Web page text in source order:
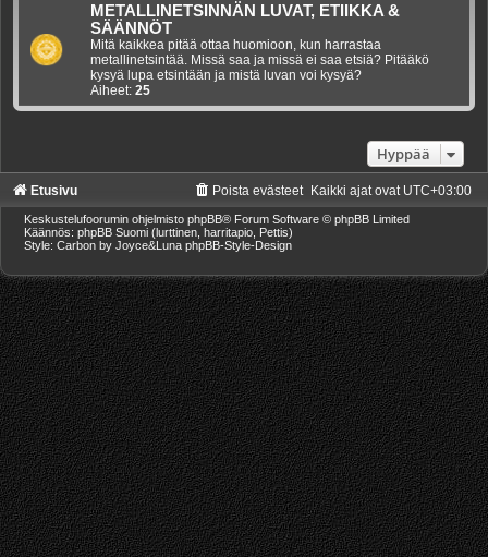
METALLINETSINNÄN LUVAT, ETIIKKA &
SÄÄNNÖT
Mitä kaikkea pitää ottaa huomioon, kun harrastaa
metallinetsintää. Missä saa ja missä ei saa etsiä? Pitääkö
kysyä lupa etsintään ja mistä luvan voi kysyä?
Aiheet: 25
Hyppää
Etusivu Kaikki ajat ovat UTC+03:00
Poista evästeet
Keskustelufoorumin ohjelmisto phpBB® Forum Software © phpBB Limited
Käännös: phpBB Suomi (lurttinen, harritapio, Pettis)
Style: Carbon by Joyce&Luna phpBB-Style-Design